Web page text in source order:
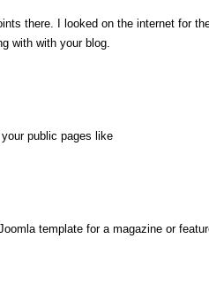
there. I looked on the internet for
with with your blog.
public pages like
template for a magazine or